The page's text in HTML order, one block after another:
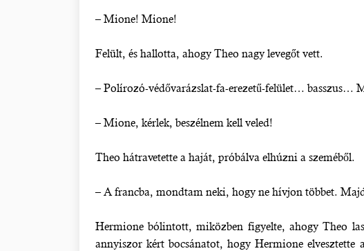
– Mione! Mione!
Felült, és hallotta, ahogy Theo nagy levegőt vett.
– Polírozó-védővarázslat-fa-erezetű-felület… basszus…
– Mione, kérlek, beszélnem kell veled!
Theo hátravetette a haját, próbálva elhúzni a szeméből.
– A francba, mondtam neki, hogy ne hívjon többet.
Hermione bólintott, miközben figyelte, ahogy Theo
annyiszor kért bocsánatot, hogy Hermione